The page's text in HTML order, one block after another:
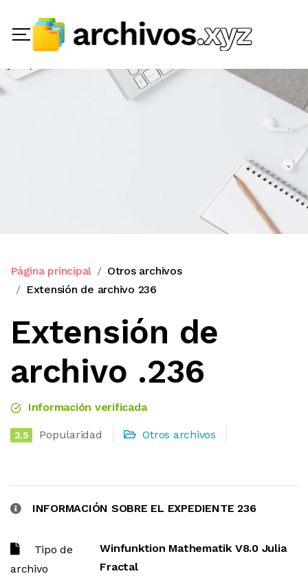
Página principal
Otros archivos
Extensión de archivo 236
Extensión de
archivo .236
Información verificada
2.5 Popularidad Otros archivos
INFORMACIÓN SOBRE EL EXPEDIENTE 236
Tipo de
archivo
Winfunktion Mathematik V8.0 Julia
Fractal